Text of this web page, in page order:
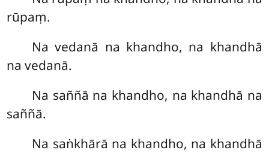
rūpaṃ.
Na vedanā na khandho, na khandhā
na vedanā.
Na saññā na khandho, na khandhā na
saññā.
Na saṅkhārā na khandho, na khandhā